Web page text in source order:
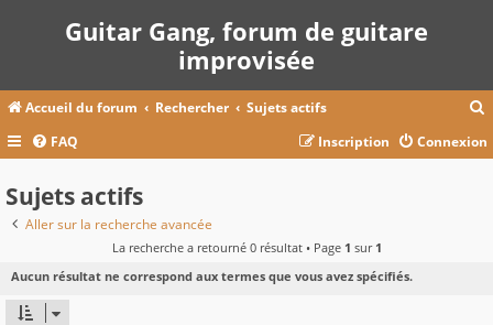
Guitar Gang, forum de guitare
improvisée
Accueil du forum Rechercher Sujets actifs
c
FAQ Connexion
Inscription
Sujets actifs
Aller sur la recherche avancée
La recherche a retourné 0 résultat • Page 1 sur 1
Aucun résultat ne correspond aux termes que vous avez spécifiés.